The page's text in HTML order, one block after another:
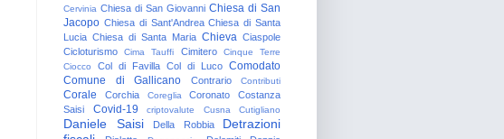
Cervinia Chiesa di San Giovanni Chiesa di San
Jacopo Chiesa di Sant'Andrea Chiesa di Santa
Lucia Chiesa di Santa Maria Chieva Ciaspole
Cicloturismo
Cima Tauffi Cimitero
Cinque Terre
Ciocco
Col di Favilla Col di Luco Comodato
Comune di Gallicano
Contrario Contributi
Corale Corchia Coreglia Coronato
Costanza
Saisi
Covid-19 criptovalute Cusna Cutigliano
Daniele Saisi Della Robbia
Detrazioni